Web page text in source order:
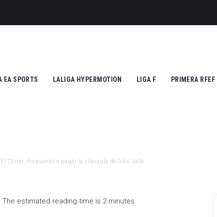
EA SPORTS
FC
LALIGA HYPERMOTION
FC Andorra
Granada CF
LIGA F
SD Eibar
PRIMERA RFEF
El Como, dispuesto a pagar la cláusula de Álex Valle
The estimated reading time is 2 minutes